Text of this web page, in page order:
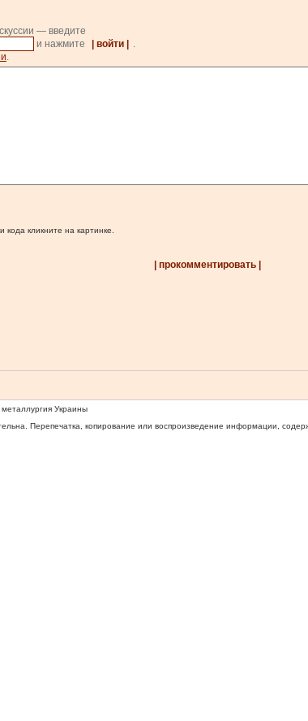
— введите
и нажмите | войти |
.
.
кликните на картинке.
| прокомментировать |
Украины
Перепечатка, копирование или воспроизведение информации,